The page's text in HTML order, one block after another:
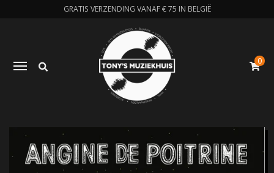
GRATIS VERZENDING VANAF € 75 IN BELGIË
Toggle navigation 0